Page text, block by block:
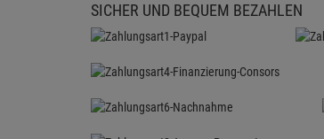
SICHER UND BEQUEM BEZAHLEN